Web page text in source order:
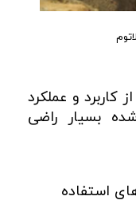
و عملکرد
بسیار راضی
استفاده